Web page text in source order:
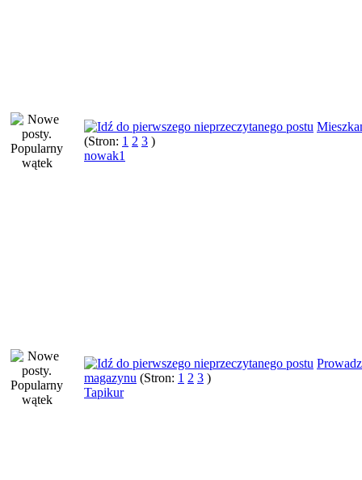
(Stron: 1 2 3 )
nowak1
magazynu (Stron: 1 2 3 )
Tapikur